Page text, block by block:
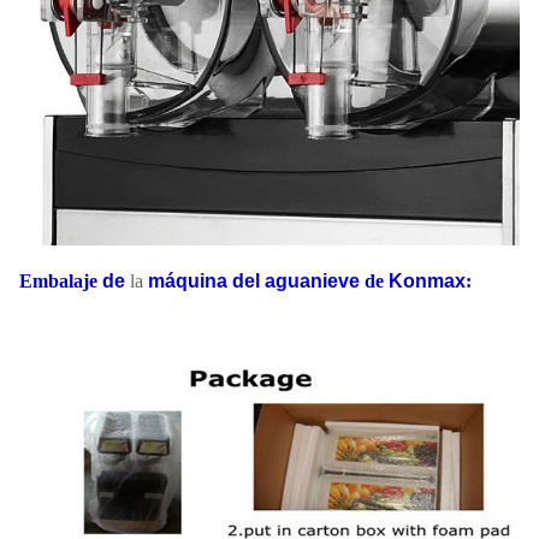
Embalaje de la máquina del aguanieve de Konmax: